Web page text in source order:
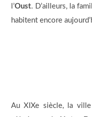
l’Oust. D’ailleurs, la
habitent encore
Au XIXe siècle, la